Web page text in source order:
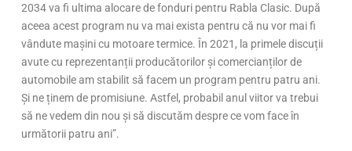
2034 va fi ultima alocare de fonduri pentru Rabla Clasic. După
aceea acest program nu va mai exista pentru că nu vor mai fi
vândute mașini cu motoare termice. În 2021, la primele discuții
avute cu reprezentanții producătorilor și comercianților de
automobile am stabilit să facem un program pentru patru ani.
Și ne ținem de promisiune. Astfel, probabil anul viitor va trebui
să ne vedem din nou și să discutăm despre ce vom face în
următorii patru ani”.